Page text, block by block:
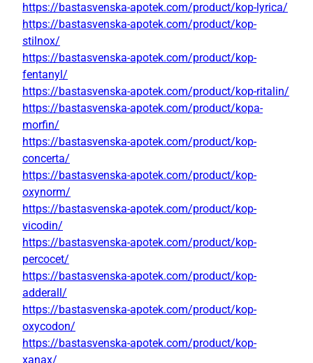
https://bastasvenska-apotek.com/product/kop-lyrica/
https://bastasvenska-apotek.com/product/kop-
stilnox/
https://bastasvenska-apotek.com/product/kop-
fentanyl/
https://bastasvenska-apotek.com/product/kop-ritalin/
https://bastasvenska-apotek.com/product/kopa-
morfin/
https://bastasvenska-apotek.com/product/kop-
concerta/
https://bastasvenska-apotek.com/product/kop-
oxynorm/
https://bastasvenska-apotek.com/product/kop-
vicodin/
https://bastasvenska-apotek.com/product/kop-
percocet/
https://bastasvenska-apotek.com/product/kop-
adderall/
https://bastasvenska-apotek.com/product/kop-
oxycodon/
https://bastasvenska-apotek.com/product/kop-
xanax/